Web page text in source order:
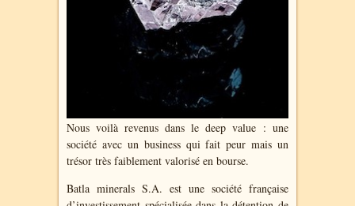
Nous voilà revenus dans le deep value : une
société avec un business qui fait peur mais un
trésor très faiblement valorisé en bourse.
Batla minerals S.A. est une société française